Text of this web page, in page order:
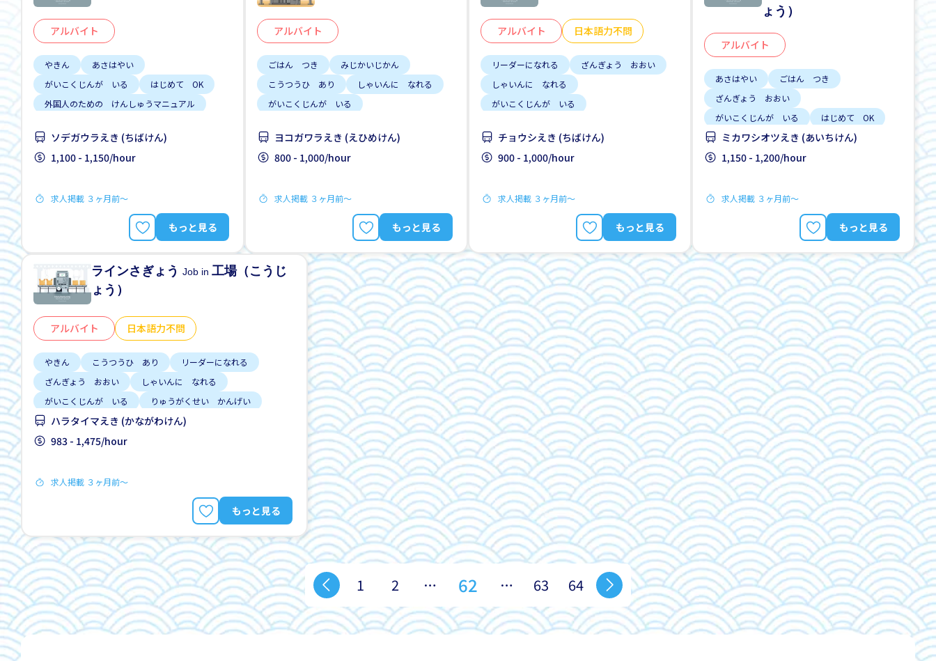
アルバイト
やきん
あさはやい
がいこくじんが いる
はじめて OK
外国人のための けんしゅうマニュアル
ソデガウラえき (ちばけん)
1,100 - 1,150/hour
求人掲載 ３ヶ月前〜
もっと見る
アルバイト
ごはん つき
みじかいじかん
こうつうひ あり
しゃいんに なれる
がいこくじんが いる
みじかい あいだの しごと
しゅう2、3にち
ヨコガワラえき (えひめけん)
800 - 1,000/hour
求人掲載 ３ヶ月前〜
もっと見る
アルバイト 日本語力不問
リーダーになれる
ざんぎょう おおい
しゃいんに なれる
がいこくじんが いる
はじめて OK
じてんしゃ OK
にほんごできない OK
チョウシえき (ちばけん)
900 - 1,000/hour
求人掲載 ３ヶ月前〜
もっと見る
ょう）
アルバイト
あさはやい
ごはん つき
ざんぎょう おおい
がいこくじんが いる
はじめて OK
じてんしゃ OK
土日 しごと
女性かんげい
家がかりられる
ミカワシオツえき (あいちけん)
1,150 - 1,200/hour
求人掲載 ３ヶ月前〜
もっと見る
ラインさぎょうJob in工場（こうじ
ょう）
アルバイト 日本語力不問
やきん こうつうひ あり
リーダーになれる
ざんぎょう おおい
しゃいんに なれる
がいこくじんが いる
りゅうがくせい かんげい
しゅう2、3にち
はじめて OK
ハラタイマえき (かながわけん)
983 - 1,475/hour
求人掲載 ３ヶ月前〜
もっと見る
1 2 … 62 … 63 64